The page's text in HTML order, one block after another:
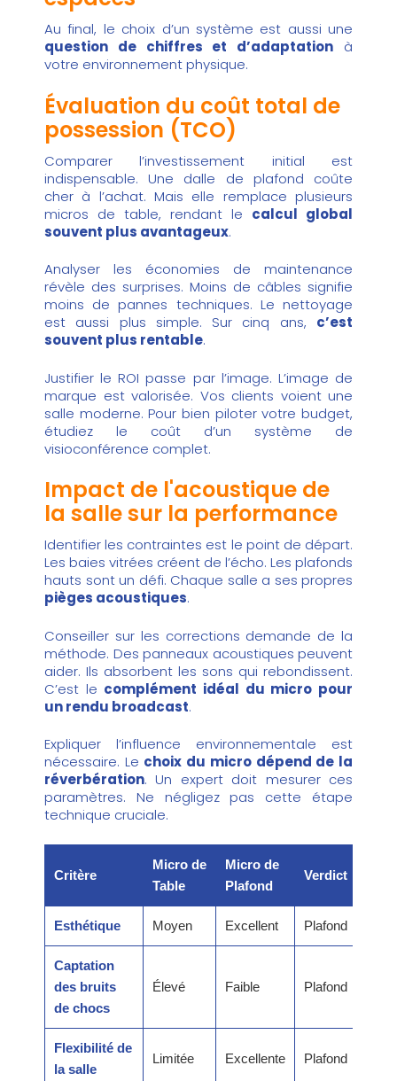
Au final, le choix d’un système est aussi une
question de chiffres et d’adaptation à
votre environnement physique.
Évaluation du coût total de
possession (TCO)
Comparer l’investissement initial est
indispensable. Une dalle de plafond coûte
cher à l’achat. Mais elle remplace plusieurs
micros de table, rendant le calcul global
souvent plus avantageux.
Analyser les économies de maintenance
révèle des surprises. Moins de câbles signifie
moins de pannes techniques. Le nettoyage
est aussi plus simple. Sur cinq ans, c’est
souvent plus rentable.
Justifier le ROI passe par l’image. L’image de
marque est valorisée. Vos clients voient une
salle moderne. Pour bien piloter votre budget,
étudiez le coût d’un système de
visioconférence complet.
Impact de l'acoustique de
la salle sur la performance
Identifier les contraintes est le point de départ.
Les baies vitrées créent de l’écho. Les plafonds
hauts sont un défi. Chaque salle a ses propres
pièges acoustiques.
Conseiller sur les corrections demande de la
méthode. Des panneaux acoustiques peuvent
aider. Ils absorbent les sons qui rebondissent.
C’est le complément idéal du micro pour
un rendu broadcast.
Expliquer l’influence environnementale est
nécessaire. Le choix du micro dépend de la
réverbération. Un expert doit mesurer ces
paramètres. Ne négligez pas cette étape
technique cruciale.
Critère
Micro de
Table
Micro de
Plafond
Verdict
Esthétique Moyen Excellent Plafond
Captation
des bruits
de chocs
Élevé Faible Plafond
Flexibilité de
la salle
Limitée Excellente Plafond